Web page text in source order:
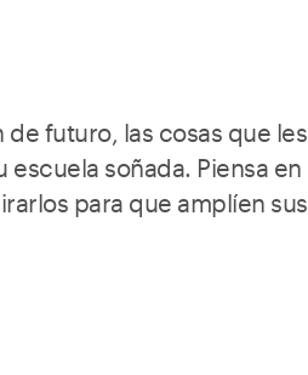
futuro, las cosas que les
soñada. Piensa en
para que amplíen sus